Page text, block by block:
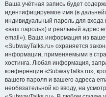
Ваша учётная запись будет
идентифицируемое имя (в
индивидуальный пароль для
«ваш пароль») и реальный адрес
email»). Ваша информация из
«SubwayTalks.ru» охраняется
информации, применяемыми в
хостинга. Любая информация,
конференции «SubwayTalks.ru»,
вашего пароля и вашего адреса
необязательной ко вводу, на